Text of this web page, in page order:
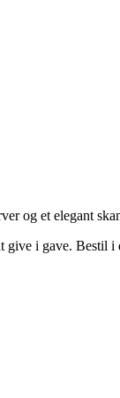
og et elegant
i gave. Bestil